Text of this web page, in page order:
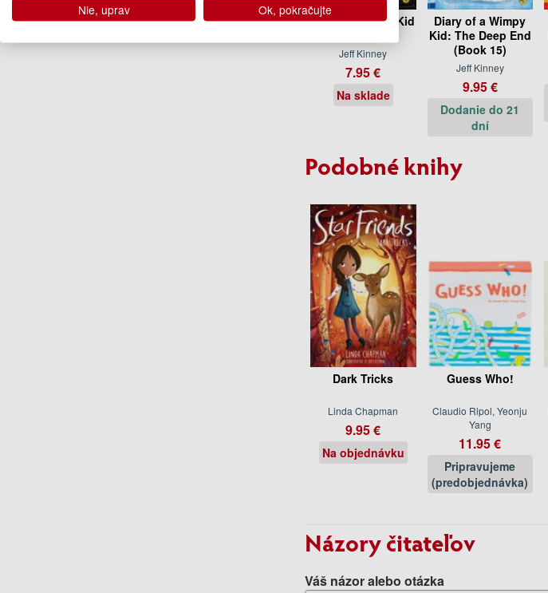
Diary of Wimpy Kid
Jeff Kinney
7.95 €
Na sklade
Diary of a Wimpy
Kid: The Deep End
(Book 15)
Jeff Kinney
9.95 €
Dodanie do 21
dní
Podobné knihy
Dark Tricks
Linda Chapman
9.95 €
Na objednávku
Guess Who!
Claudio Ripol, Yeonju
Yang
11.95 €
Pripravujeme
(predobjednávka)
Názory čitateľov
Váš názor alebo otázka
Nie, uprav Ok, pokračujte